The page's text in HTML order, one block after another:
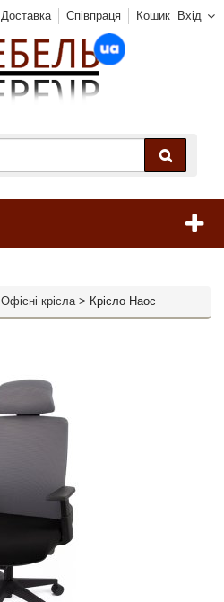
Вхід
Доставка Співпраця Кошик
Офісні крісла> Крісло Наос